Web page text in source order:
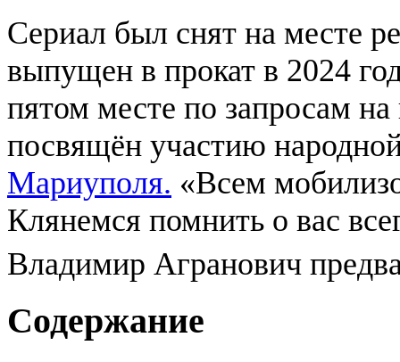
Сериал был снят на месте
выпущен в прокат в 2024
пятом месте по запросам
посвящён участию
Мариуполя. «Всем
Клянемся помнить о вас
Владимир Агранович
Содержание